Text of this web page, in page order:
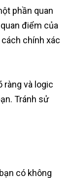
phần quan
điểm của
chính xác
ràng và logic
Tránh sử
có không